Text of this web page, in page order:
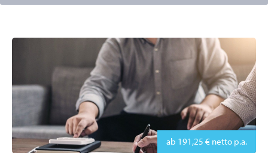
ab 191,25 € netto p.a.